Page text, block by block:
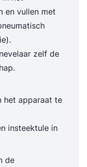
en vullen met
zelf de
het apparaat te
insteektule in
de